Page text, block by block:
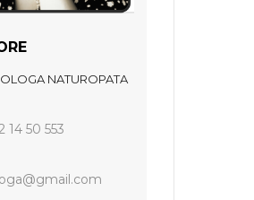
NATUROPATA
14 50 553